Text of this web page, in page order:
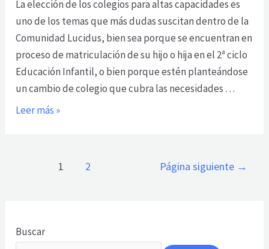
La elección de los colegios para altas capacidades es
uno de los temas que más dudas suscitan dentro de la
Comunidad Lucidus, bien sea porque se encuentran en
proceso de matriculación de su hijo o hija en el 2ª ciclo
Educación Infantil, o bien porque estén planteándose
un cambio de colegio que cubra las necesidades …
Leer más »
1 2 Página siguiente →
Buscar